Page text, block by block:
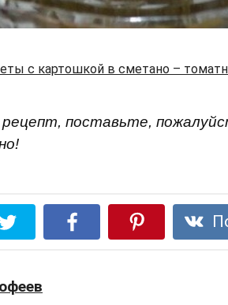
с картошкой в сметано –
рецепт, поставьте,